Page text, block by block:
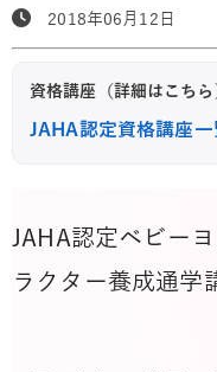
2018年06月12日
資格講座（詳細はこちら
JAHA認定資格講座一
JAHA認定ベビー
ラクター養成通学